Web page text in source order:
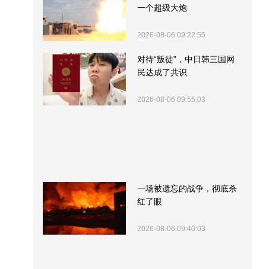
一个超级大炮
2026-08-06 09:22:55
对待“叛徒”，中日韩三国网
民达成了共识
2026-08-06 09:55:03
一场被遗忘的战争，彻底杀
红了眼
2026-08-06 09:40:03